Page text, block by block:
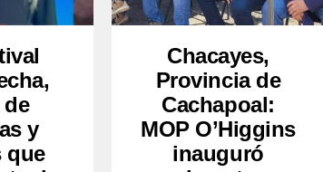
de
y
que
Chacayes,
Provincia de
Cachapoal:
MOP O’Higgins
inauguró